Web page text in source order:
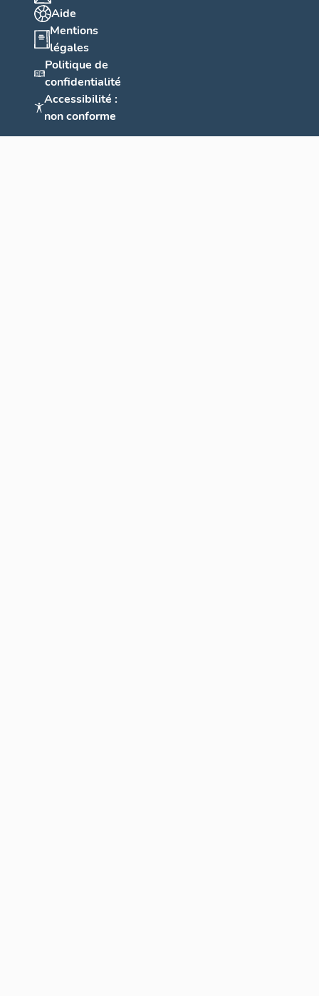
Aide
Mentions
légales
Politique de
confidentialité
Accessibilité :
non conforme